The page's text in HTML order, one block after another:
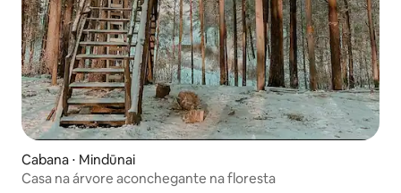
Cabana ⋅ Mindūnai
Casa na árvore aconchegante na floresta